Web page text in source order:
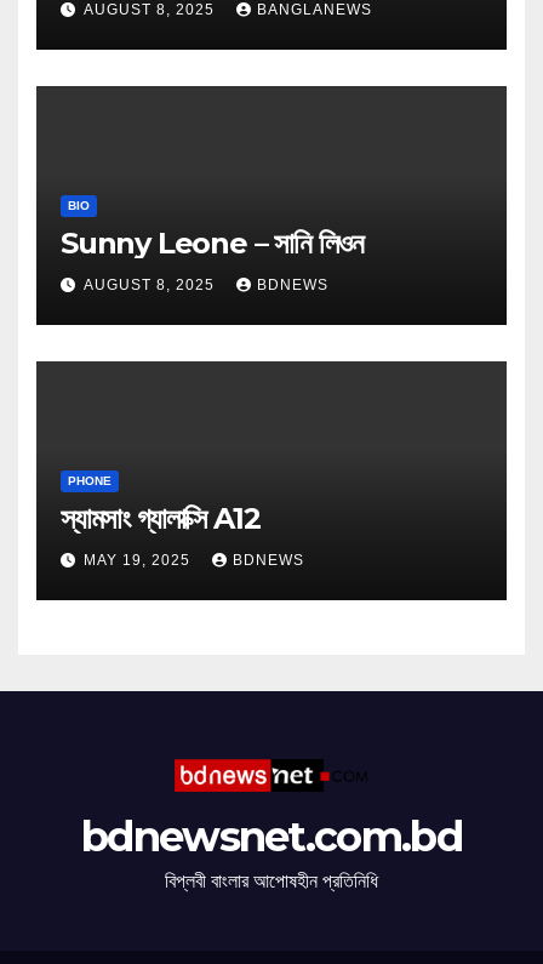
AUGUST 8, 2025 BANGLANEWS
BIO
Sunny Leone – সানি লিওন
AUGUST 8, 2025 BDNEWS
PHONE
স্যামসাং গ্যালাক্সি A12
MAY 19, 2025 BDNEWS
bdnewsnet.com.bd
বিপ্লবী বাংলার আপোষহীন প্রতিনিধি